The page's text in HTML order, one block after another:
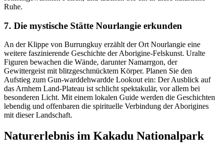
Ruhe.
7. Die mystische Stätte Nourlangie erkunden
An der Klippe von Burrungkuy erzählt der Ort Nourlangie eine
weitere faszinierende Geschichte der Aborigine-Felskunst. Uralte
Figuren bewachen die Wände, darunter Namarrgon, der
Gewittergeist mit blitzgeschmücktem Körper. Planen Sie den
Aufstieg zum Gun-warddehwardde Lookout ein: Der Ausblick auf
das Arnhem Land-Plateau ist schlicht spektakulär, vor allem bei
besonderen Licht. Mit einem lokalen Guide werden die Geschichten
lebendig und offenbaren die spirituelle Verbindung der Aborigines
mit dieser Landschaft.
Naturerlebnis im Kakadu Nationalpark